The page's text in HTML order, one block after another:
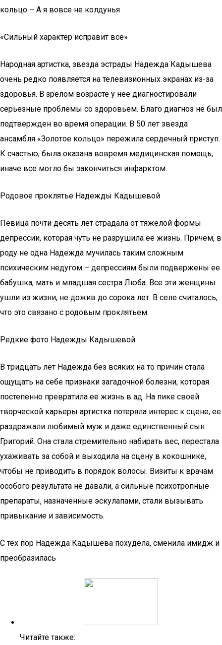
кольцо – А я вовсе не колдунья
«Сильный характер исправит все»
Народная артистка, звезда эстрады Надежда Кадышева
очень редко появляется на телевизионных экранах из-за
здоровья. В зрелом возрасте у нее диагностировали
серьезные проблемы со здоровьем. Благо диагноз не был
подтвержден во время операции. В 50 лет звезда
ансамбля «Золотое кольцо» пережила сердечный приступ.
К счастью, была оказана вовремя медицинская помощь,
иначе все могло бы закончиться инфарктом.
Родовое проклятье Надежды Кадышевой
Певица почти десять лет страдала от тяжелой формы
депрессии, которая чуть не разрушила ее жизнь. Причем, в
роду не одна Надежда мучилась таким сложным
психическим недугом – депрессиям были подвержены ее
бабушка, мать и младшая сестра Люба. Все эти женщины
ушли из жизни, не дожив до сорока лет. В селе считалось,
что это связано с родовым проклятьем.
Редкие фото Надежды Кадышевой
В тридцать лет Надежда без всяких на то причин стала
ощущать на себе признаки загадочной болезни, которая
постепенно превратила ее жизнь в ад. На пике своей
творческой карьеры артистка потеряла интерес к сцене, ее
раздражали любимый муж и даже единственный сын
Григорий. Она стала стремительно набирать вес, перестала
ухаживать за собой и выходила на сцену в кокошнике,
чтобы не приводить в порядок волосы. Визиты к врачам
особого результата не давали, а сильные психотропные
препараты, назначенные эскулапами, стали вызывать
привыкание и зависимость.
С тех пор Надежда Кадышева похудела, сменила имидж и
преобразилась
Читайте также: